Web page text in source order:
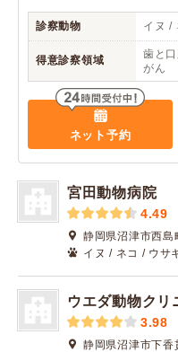
診察動物 イヌ /
得意診察領域
歯と
がん
ネット予約
宮田動物病院
4.49
静岡県沼津市西島
イヌ / ネコ / ウサ
ウエダ動物クリ
3.98
静岡県沼津市下